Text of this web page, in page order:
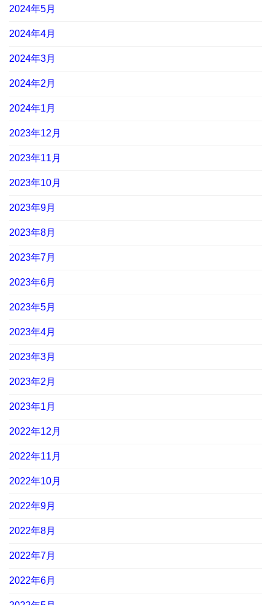
2024年5月
2024年4月
2024年3月
2024年2月
2024年1月
2023年12月
2023年11月
2023年10月
2023年9月
2023年8月
2023年7月
2023年6月
2023年5月
2023年4月
2023年3月
2023年2月
2023年1月
2022年12月
2022年11月
2022年10月
2022年9月
2022年8月
2022年7月
2022年6月